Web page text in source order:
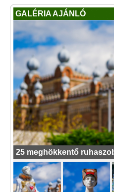
GALÉRIA AJÁNLÓ
25 meghökkentő